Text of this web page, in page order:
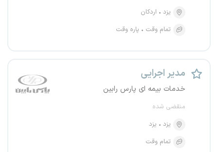
یزد
اردکان
تمام وقت
پاره وقت
مدیر اجرایی
خدمات بیمه ای پارس رابین
منقضی شده
یزد
یزد
تمام وقت